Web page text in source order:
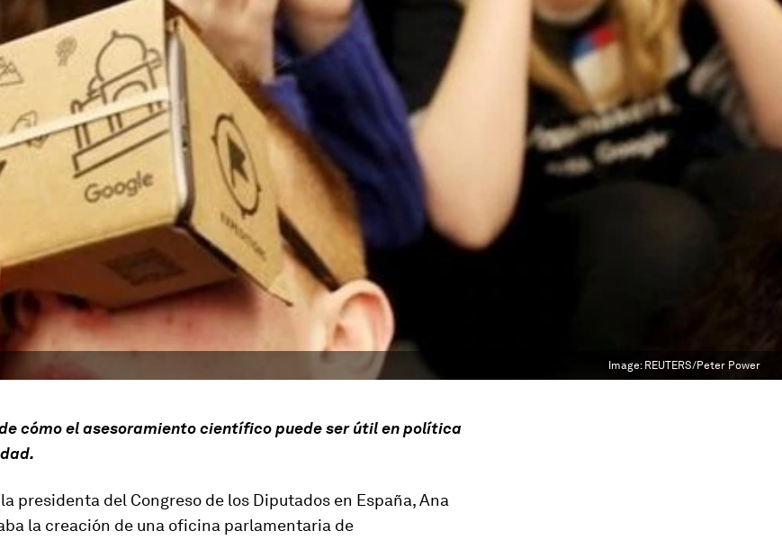
Image: REUTERS/Peter Power
cómo el asesoramiento científico puede ser útil en política
presidenta del Congreso de los Diputados en España, Ana
la creación de una oficina parlamentaria de